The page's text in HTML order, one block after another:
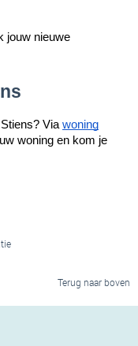
jouw nieuwe
Via woning
woning en kom je
Terug naar boven